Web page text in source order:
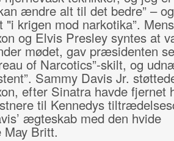
ændre alt til det bedre” –
"i krigen mod narkotika”.
og Elvis Presley syntes at
mødet, gav præsidenten
of Narcotics”-skilt, og
Sammy Davis Jr.
efter Sinatra havde fjernet
til Kennedys
ægteskab med den hvide
May Britt.